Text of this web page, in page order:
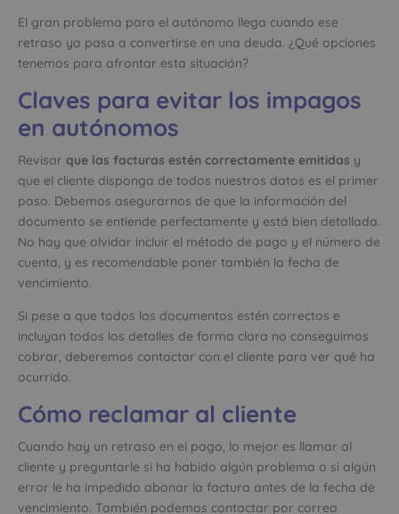
El gran problema para el autónomo llega cuando ese
retraso ya pasa a convertirse en una deuda. ¿Qué opciones
tenemos para afrontar esta situación?
Claves para evitar los impagos
en autónomos
Revisar que las facturas estén correctamente emitidas y
que el cliente disponga de todos nuestros datos es el primer
paso. Debemos asegurarnos de que la información del
documento se entiende perfectamente y está bien detallada.
No hay que olvidar incluir el método de pago y el número de
cuenta, y es recomendable poner también la fecha de
vencimiento.
Si pese a que todos los documentos estén correctos e
incluyan todos los detalles de forma clara no conseguimos
cobrar, deberemos contactar con el cliente para ver qué ha
ocurrido.
Cómo reclamar al cliente
Cuando hay un retraso en el pago, lo mejor es llamar al
cliente y preguntarle si ha habido algún problema o si algún
error le ha impedido abonar la factura antes de la fecha de
vencimiento. También podemos contactar por correo